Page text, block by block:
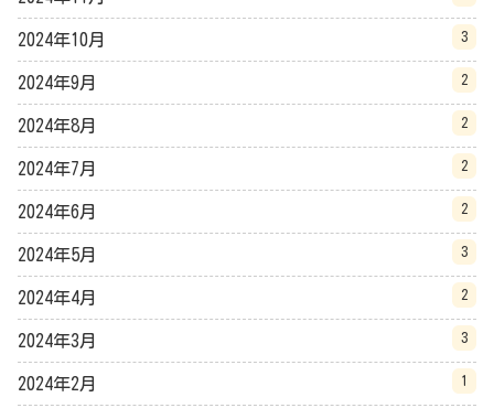
2024年10月 3
2024年9月 2
2024年8月 2
2024年7月 2
2024年6月 2
2024年5月 3
2024年4月 2
2024年3月 3
2024年2月 1